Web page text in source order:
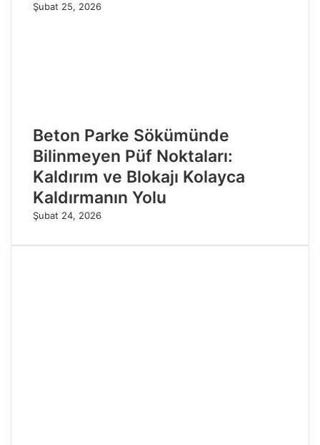
Şubat 25, 2026
Beton Parke Sökümünde
Bilinmeyen Püf Noktaları:
Kaldırım ve Blokajı Kolayca
Kaldırmanın Yolu
Şubat 24, 2026